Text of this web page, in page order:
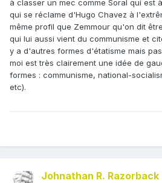
à classer un mec comme Soral qui est
qui se réclame d'Hugo Chavez à
même profil que Zemmour qu'on dit
qui lui aussi vient du communisme et
y a d'autres formes d'étatisme mais
moi est très clairement une idée de
formes : communisme, national-
etc).
Johnathan R. Razorback